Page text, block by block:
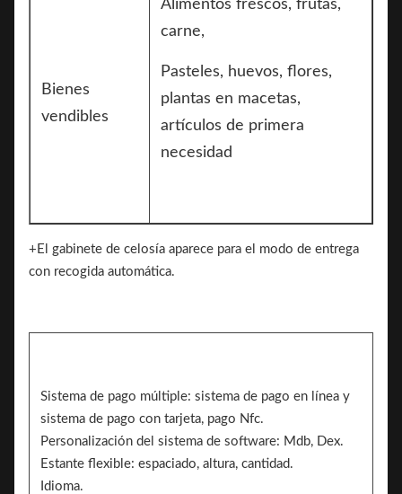
Bienes
vendibles
Alimentos frescos, frutas,
carne,
Pasteles, huevos, flores,
plantas en macetas,
artículos de primera
necesidad
+El gabinete de celosía aparece para el modo de entrega
con recogida automática.
Sistema de pago múltiple: sistema de pago en línea y
sistema de pago con tarjeta, pago Nfc.
Personalización del sistema de software: Mdb, Dex.
Estante flexible: espaciado, altura, cantidad.
Idioma.